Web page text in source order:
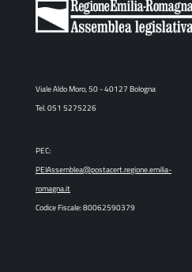
Viale Aldo Moro, 50 - 40127 Bologna
Tel. 051 5275226
PEC:
PEIAssemblea@postacert.regione.emilia-
romagna.it
Codice Fiscale: 80062590379